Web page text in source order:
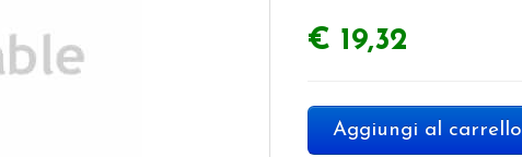
€ 19,32
Aggiungi al carrello